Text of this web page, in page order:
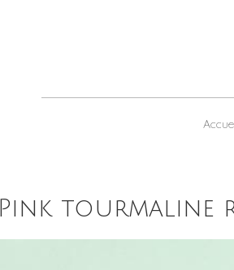
Pink tourmaline